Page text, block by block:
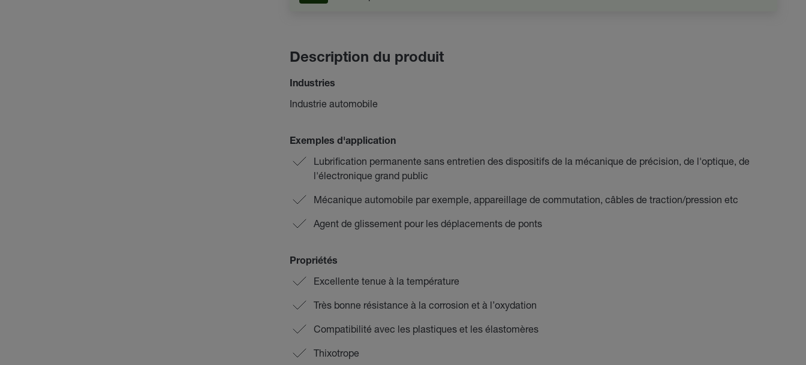
Description du produit
Industries
Industrie automobile
Exemples d'application
Lubrification permanente sans entretien des dispositifs de la mécanique de précision, de l'optique, de
l'électronique grand public
Mécanique automobile par exemple, appareillage de commutation, câbles de traction/pression etc
Agent de glissement pour les déplacements de ponts
Propriétés
Excellente tenue à la température
Très bonne résistance à la corrosion et à l’oxydation
Compatibilité avec les plastiques et les élastomères
Thixotrope